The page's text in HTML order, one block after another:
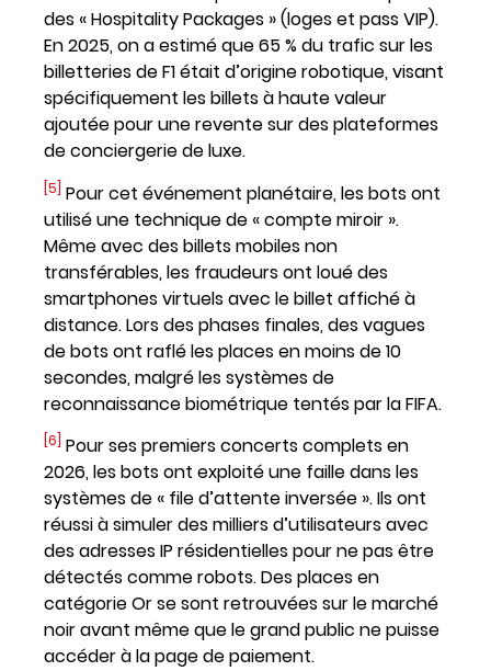
des « Hospitality Packages » (loges et pass VIP).
En 2025, on a estimé que 65 % du trafic sur les
billetteries de F1 était d’origine robotique, visant
spécifiquement les billets à haute valeur
ajoutée pour une revente sur des plateformes
de conciergerie de luxe.
[5] Pour cet événement planétaire, les bots ont
utilisé une technique de « compte miroir ».
Même avec des billets mobiles non
transférables, les fraudeurs ont loué des
smartphones virtuels avec le billet affiché à
distance. Lors des phases finales, des vagues
de bots ont raflé les places en moins de 10
secondes, malgré les systèmes de
reconnaissance biométrique tentés par la FIFA.
[6] Pour ses premiers concerts complets en
2026, les bots ont exploité une faille dans les
systèmes de « file d’attente inversée ». Ils ont
réussi à simuler des milliers d’utilisateurs avec
des adresses IP résidentielles pour ne pas être
détectés comme robots. Des places en
catégorie Or se sont retrouvées sur le marché
noir avant même que le grand public ne puisse
accéder à la page de paiement.